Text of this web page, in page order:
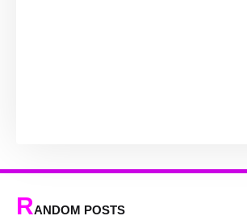
RANDOM POSTS